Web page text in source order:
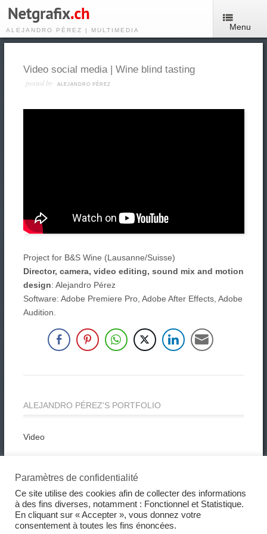
ALEJANDRO PÉREZ | MULTIMEDIA Menu
Video social media | Wine blind tasting
posted by ALEJANDRO PÉREZ
Project for B&S Wine (Lausanne/Suisse)
Director, camera, video editing, sound mix and motion
design: Alejandro Pérez
Software: Adobe Premiere Pro, Adobe After Effects, Adobe
Audition.
ALEJANDRO PÉREZ'S PORTFOLIO
Video
Graphic Design
Paramètres de confidentialité
Ce site utilise des cookies afin de collecter des informations
à des fins diverses, notamment : Fonctionnel et Statistique.
En cliquant sur « Accepter », vous donnez votre
consentement à toutes les fins énoncées.